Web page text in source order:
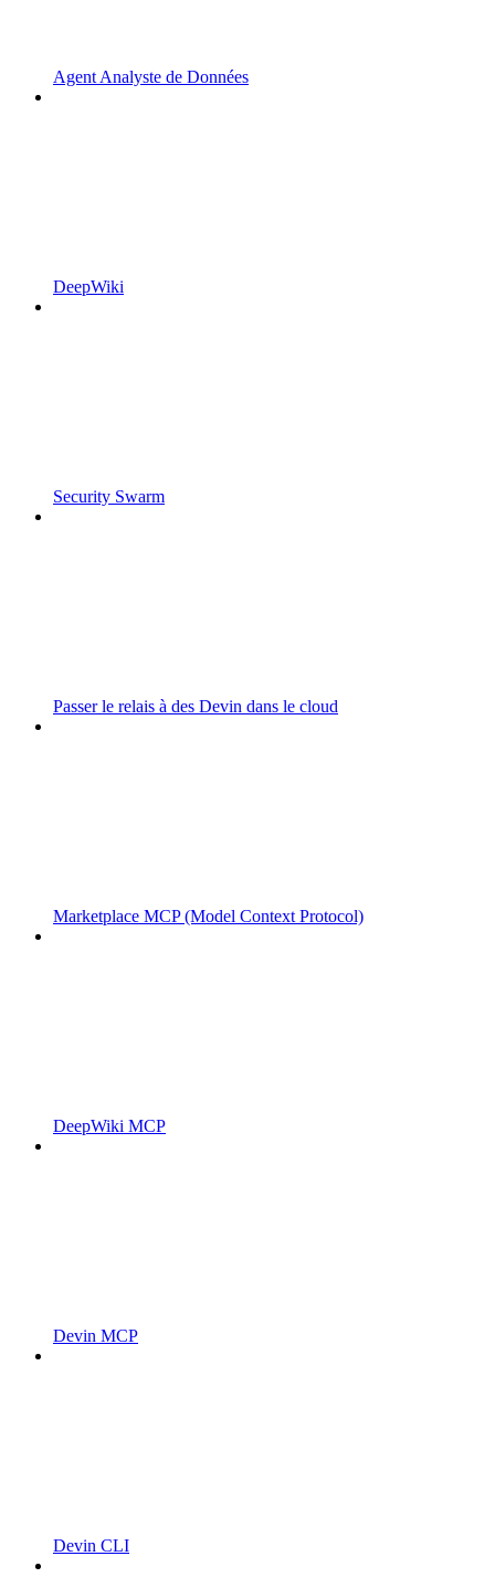
Agent Analyste de Données
DeepWiki
Security Swarm
Passer le relais à des Devin dans le cloud
Marketplace MCP (Model Context Protocol)
DeepWiki MCP
Devin MCP
Devin CLI